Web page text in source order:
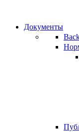
Документы